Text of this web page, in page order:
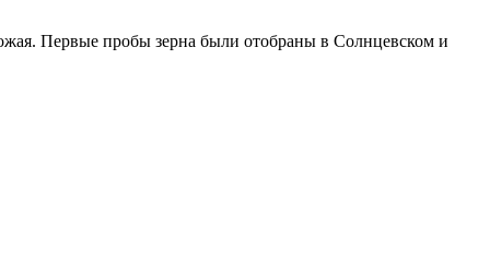
Первые пробы зерна были отобраны в Солнцевском и